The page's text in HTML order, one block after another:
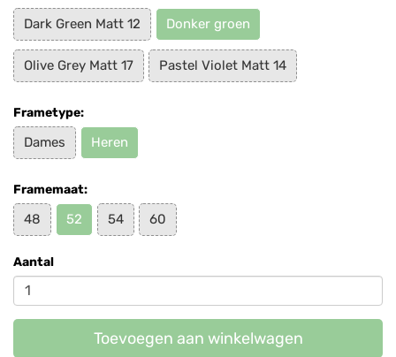
Dark Green Matt 12 Donker groen
Olive Grey Matt 17 Pastel Violet Matt 14
Frametype:
Dames Heren
Framemaat:
48 52 54 60
Aantal
Toevoegen aan winkelwagen